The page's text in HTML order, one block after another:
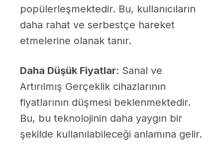
popülerleşmektedir. Bu, kullanıcıların
daha rahat ve serbestçe hareket
etmelerine olanak tanır.
Daha Düşük Fiyatlar: Sanal ve
Artırılmış Gerçeklik cihazlarının
fiyatlarının düşmesi beklenmektedir.
Bu, bu teknolojinin daha yaygın bir
şekilde kullanılabileceği anlamına gelir.